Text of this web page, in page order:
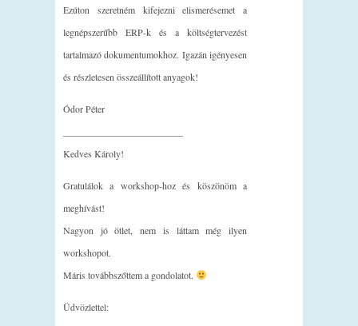
Ezúton szeretném kifejezni elismerésemet a
legnépszerűbb ERP-k és a költségtervezést
tartalmazó dokumentumokhoz. Igazán igényesen
és részletesen összeállított anyagok!
Ódor Péter
Kedves Károly!
Gratulálok a workshop-hoz és köszönöm a
meghívást!
Nagyon jó ötlet, nem is láttam még ilyen
workshopot.
Máris továbbszőttem a gondolatot.
Üdvözlettel: